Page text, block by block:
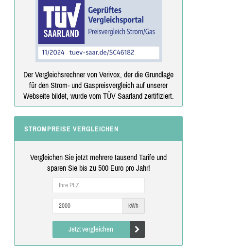
Der Vergleichsrechner von Verivox, der die Grundlage
für den Strom- und Gaspreisvergleich auf unserer
Webseite bildet, wurde vom TÜV Saarland zertifiziert.
STROMPREISE VERGLEICHEN
Vergleichen Sie jetzt mehrere tausend Tarife und
sparen Sie bis zu 500 Euro pro Jahr!
kWh
Jetzt vergleichen